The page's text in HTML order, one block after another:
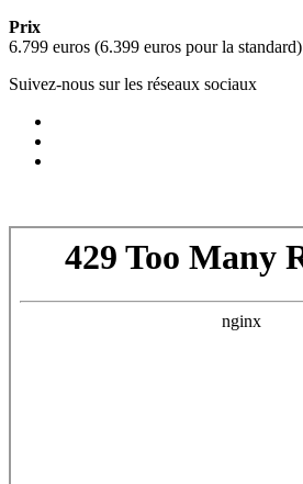
Prix
6.799 euros (6.399 euros pour la standard)
Suivez-nous sur les réseaux sociaux